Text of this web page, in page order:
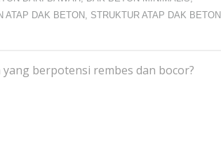
ATAP DAK BETON, STRUKTUR ATAP DAK BETON
berpotensi rembes dan bocor?